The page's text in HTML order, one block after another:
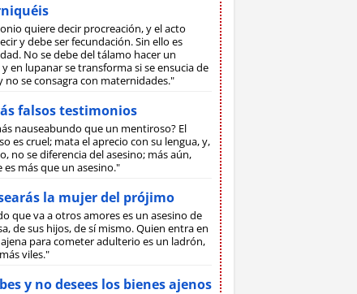
quiere decir procreación, y el acto
y debe ser fecundación. Sin ello es
No se debe del tálamo hacer un
en lupanar se transforma si se ensucia de
no se consagra con maternidades."
falsos testimonios
nauseabundo que un mentiroso? El
es cruel; mata el aprecio con su lengua, y,
no se diferencia del asesino; más aún,
es más que un asesino."
la mujer del prójimo
que va a otros amores es un asesino de
de sus hijos, de sí mismo. Quien entra en
para cometer adulterio es un ladrón,
viles."
y no desees los bienes ajenos